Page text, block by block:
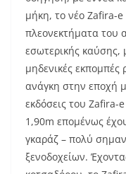
μήκη, το νέο Zafira-
πλεονεκτήματα του
εσωτερικής καύσης,
μηδενικές εκπομπές
ανάγκη στην εποχή
εκδόσεις του Zafira-
1,90m επομένως
γκαράζ – πολύ
ξενοδοχείων.